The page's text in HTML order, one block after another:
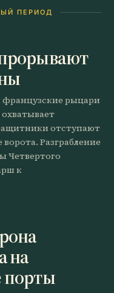
ПЕРИОД
французские рыцари
отступают
Разграбление
Четвертого
к
на
порты